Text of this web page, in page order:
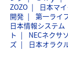
ZOZO
日本マ
開発
第一ライ
日本情報システム
ト
NECネクサ
ズ
日本オラク